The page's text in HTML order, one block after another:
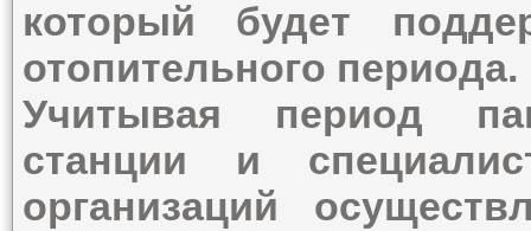
который будет
отопительного периода.
Учитывая период
станции и
организаций